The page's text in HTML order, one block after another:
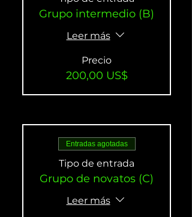
Grupo intermedio (B)
Leer más
Precio
200,00 US$
Entradas agotadas
Tipo de entrada
Grupo de novatos (C)
Leer más